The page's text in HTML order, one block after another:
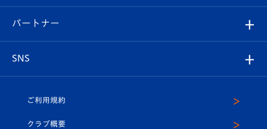
メディア
ホームタウン
マスコット紹介
ヴィヴィくんの長崎おもてなしガイド
スタジアムグルメ
V-LOVERS（ファンクラブ）
プレイヤーズスイート
店舗情報
育成からのお知らせ
U-18
パートナー
SNS
ヴィヴィくんインスタグラム
ご利用規約
クラブ概要